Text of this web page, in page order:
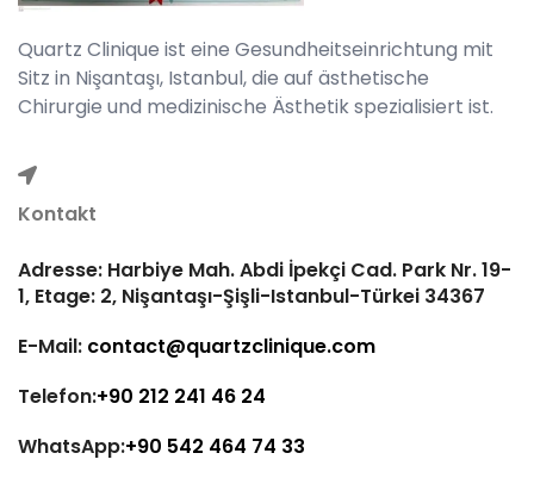
Quartz Clinique ist eine Gesundheitseinrichtung mit
Sitz in Nişantaşı, Istanbul, die auf ästhetische
Chirurgie und medizinische Ästhetik spezialisiert ist.
Kontakt
Adresse: Harbiye Mah. Abdi İpekçi Cad. Park Nr. 19-
1, Etage: 2, Nişantaşı-Şişli-Istanbul-Türkei 34367
E-Mail: contact@quartzclinique.com
Telefon:+90 212 241 46 24
WhatsApp:+90 542 464 74 33